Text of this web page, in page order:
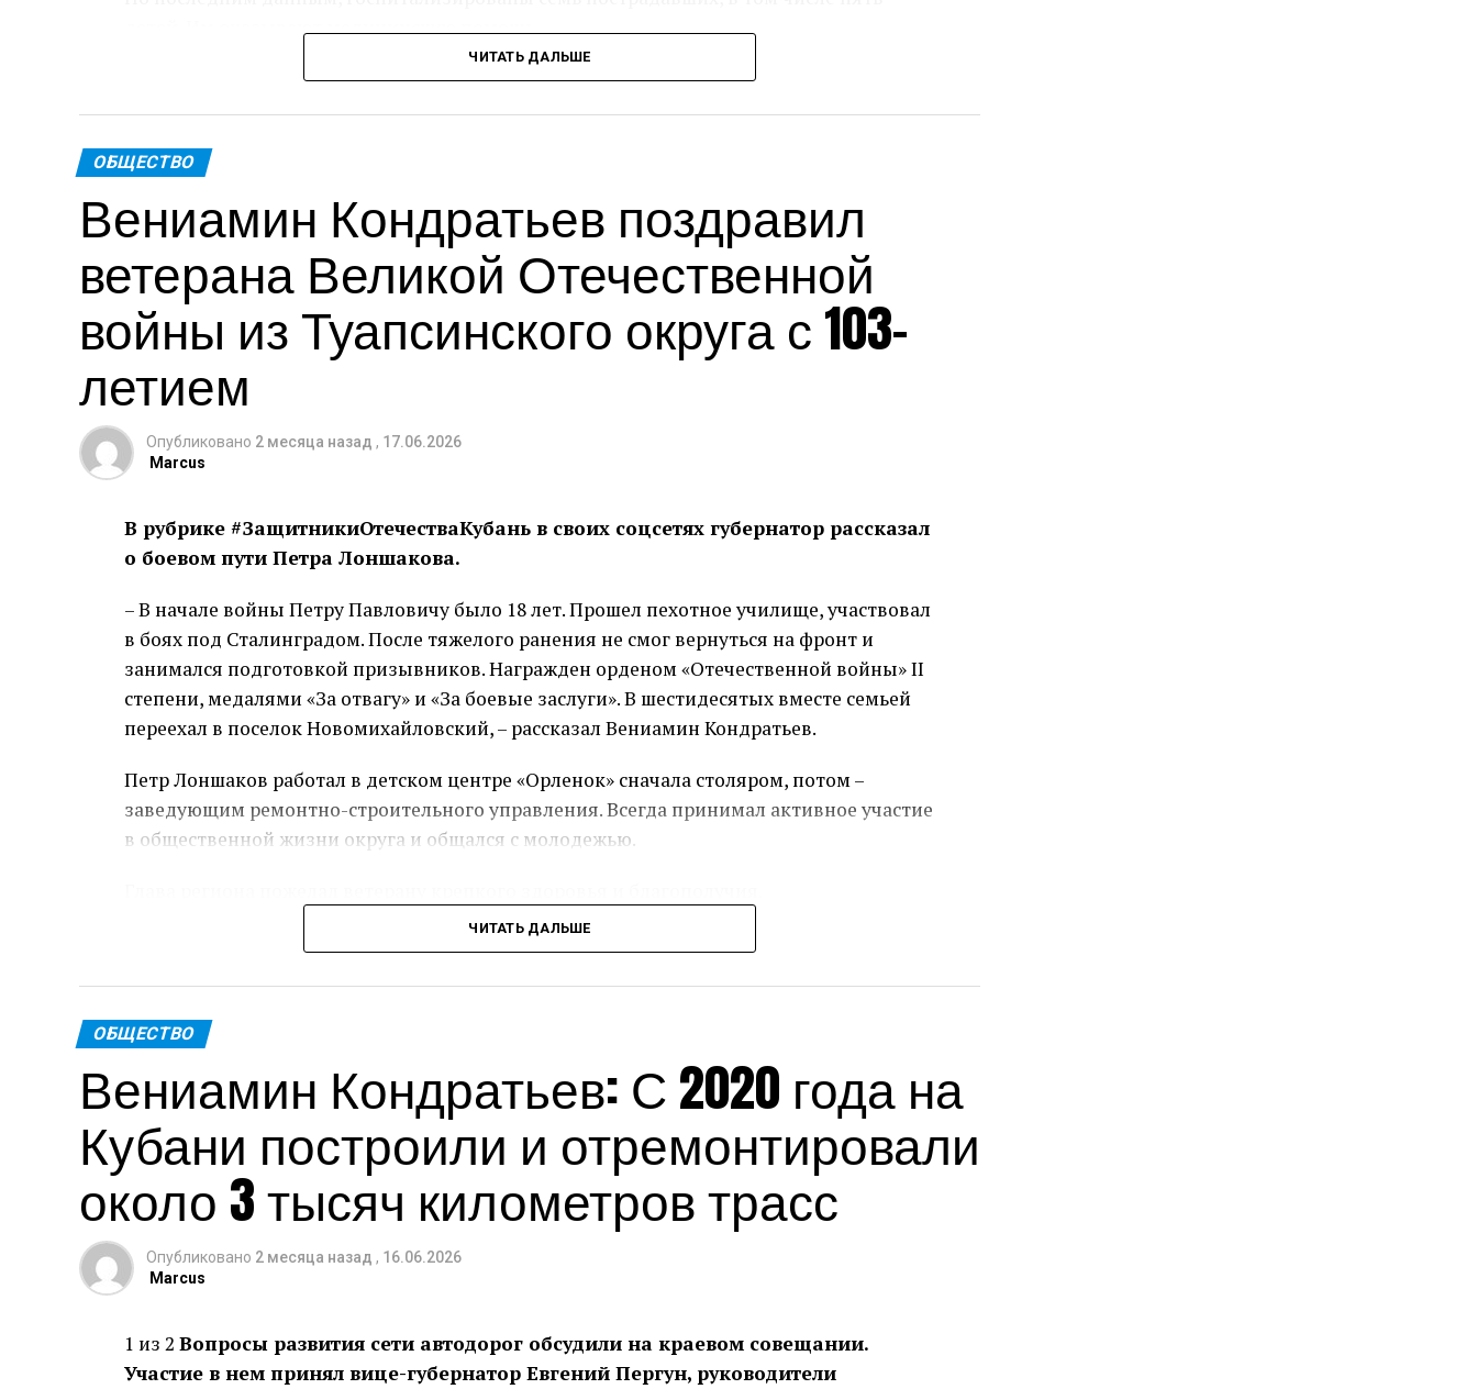
детей. Им оказывают медицинскую помощь.
Пресс-служба администрации Краснодарского края
ЧИТАТЬ ДАЛЬШЕ
ОБЩЕСТВО
Вениамин Кондратьев поздравил
ветерана Великой Отечественной
войны из Туапсинского округа с 103-
летием
Опубликовано 2 месяца назад , 17.06.2026
Marcus
В рубрике #ЗащитникиОтечестваКубань в своих соцсетях губернатор рассказал
о боевом пути Петра Лоншакова.
– В начале войны Петру Павловичу было 18 лет. Прошел пехотное училище, участвовал
в боях под Сталинградом. После тяжелого ранения не смог вернуться на фронт и
занимался подготовкой призывников. Награжден орденом «Отечественной войны» II
степени, медалями «За отвагу» и «За боевые заслуги». В шестидесятых вместе семьей
переехал в поселок Новомихайловский, – рассказал Вениамин Кондратьев.
Петр Лоншаков работал в детском центре «Орленок» сначала столяром, потом –
заведующим ремонтно-строительного управления. Всегда принимал активное участие
в общественной жизни округа и общался с молодежью.
Пресс-служба администрации Краснодарского края
Теги: Губернатор
ЧИТАТЬ ДАЛЬШЕ
ОБЩЕСТВО
Вениамин Кондратьев: С 2020 года на
Кубани построили и отремонтировали
около 3 тысяч километров трасс
Опубликовано 2 месяца назад , 16.06.2026
Marcus
1 из 2 Вопросы развития сети автодорог обсудили на краевом совещании.
Участие в нем принял вице-губернатор Евгений Пергун, руководители